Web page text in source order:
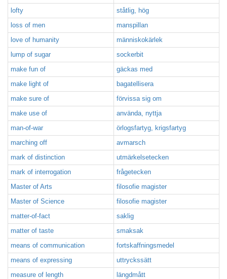
lofty
ståtlig, hög
loss of men
manspillan
love of humanity
människokärlek
lump of sugar
sockerbit
make fun of
gäckas med
make light of
bagatellisera
make sure of
förvissa sig om
make use of
använda, nyttja
man-of-war
örlogsfartyg, krigsfartyg
marching off
avmarsch
mark of distinction
utmärkelsetecken
mark of interrogation
frågetecken
Master of Arts
filosofie magister
Master of Science
filosofie magister
matter-of-fact
saklig
matter of taste
smaksak
means of communication
fortskaffningsmedel
means of expressing
uttryckssätt
measure of length
längdmått